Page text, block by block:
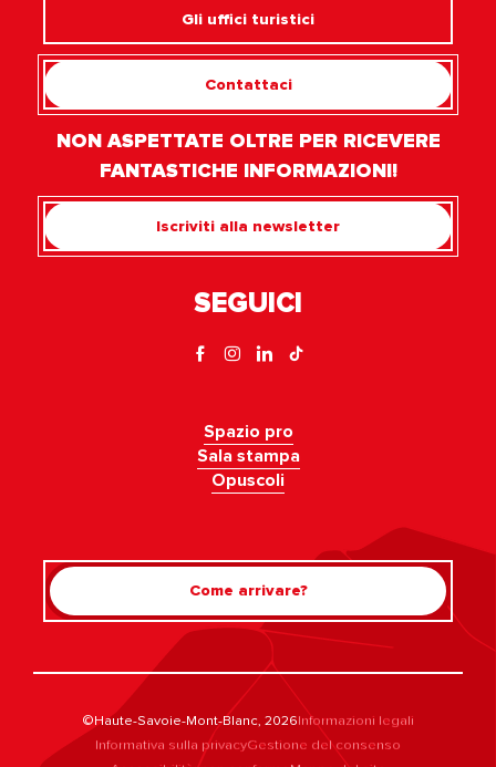
Gli uffici turistici
Contattaci
NON ASPETTATE OLTRE PER RICEVERE
FANTASTICHE INFORMAZIONI!
Iscriviti alla newsletter
SEGUICI
Spazio pro
Sala stampa
Opuscoli
Come arrivare?
©Haute-Savoie-Mont-Blanc, 2026Informazioni legali
Informativa sulla privacyGestione del consenso